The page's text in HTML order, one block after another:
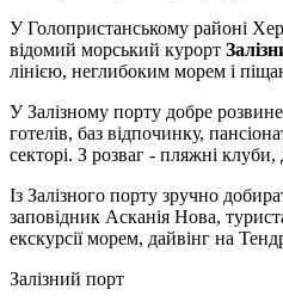
У Голопристанському районі
відомий морський курорт
лінією, неглибоким морем і
У Залізному порту добре
готелів, баз відпочинку,
секторі. З розваг - пляжні
Із Залізного порту зручно
заповідник Асканія Нова,
екскурсії морем, дайвінг на
Залізний порт